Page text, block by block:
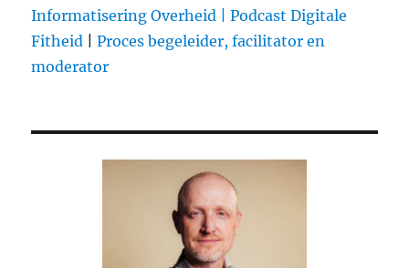
Informatisering Overheid |
Podcast Digitale
Fitheid |Proces begeleider, facilitator en
moderator